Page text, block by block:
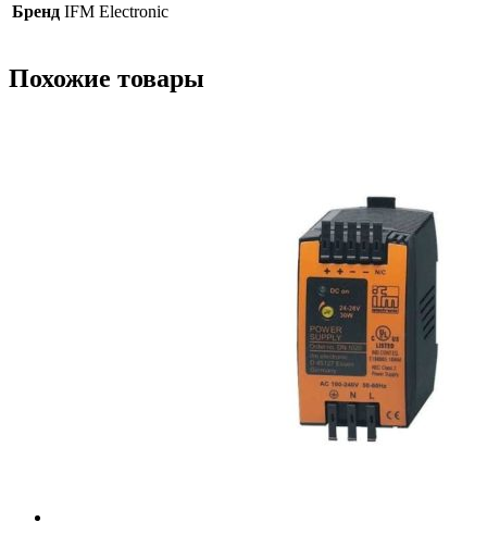
Бренд IFM Electronic
Похожие товары